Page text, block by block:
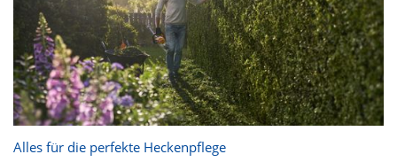
Alles für die perfekte Heckenpflege